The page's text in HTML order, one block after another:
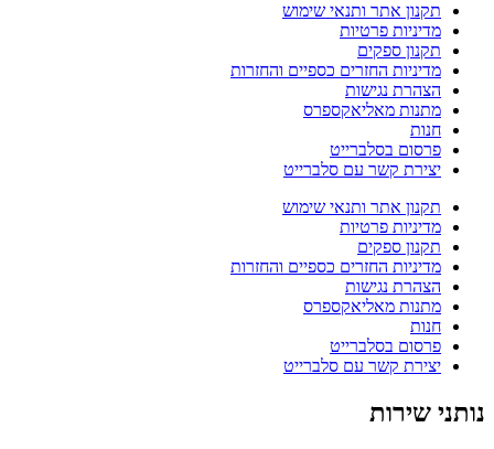
תקנון אתר ותנאי שימוש
מדיניות פרטיות
תקנון ספקים
מדיניות החזרים כספיים והחזרות
הצהרת נגישות
מתנות מאליאקספרס
חנות
פרסום בסלברייט
יצירת קשר עם סלברייט
תקנון אתר ותנאי שימוש
מדיניות פרטיות
תקנון ספקים
מדיניות החזרים כספיים והחזרות
הצהרת נגישות
מתנות מאליאקספרס
חנות
פרסום בסלברייט
יצירת קשר עם סלברייט
נותני שירות